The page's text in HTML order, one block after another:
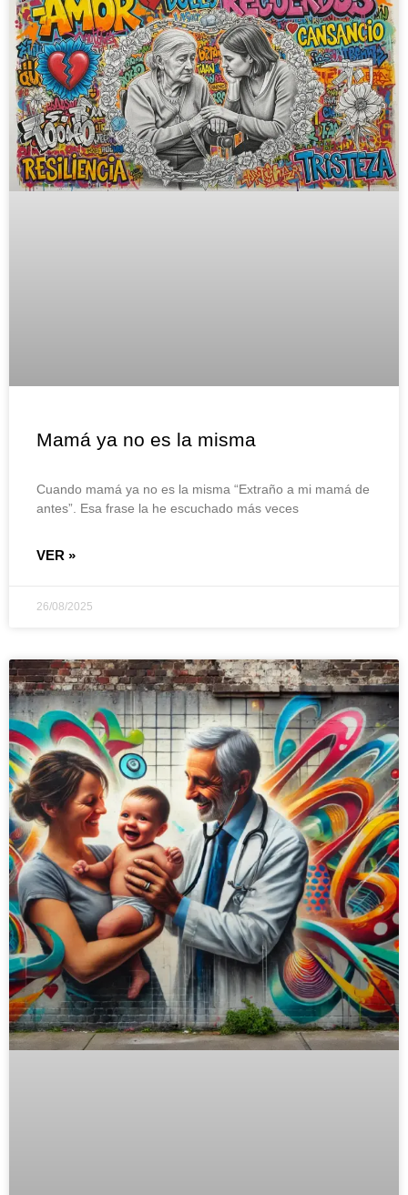
Mamá ya no es la misma
Cuando mamá ya no es la misma “Extraño a mi mamá de
antes”. Esa frase la he escuchado más veces
VER »
26/08/2025